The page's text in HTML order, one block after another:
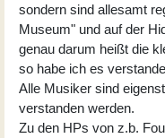
sondern sind allesamt
Museum" und auf der
genau darum heißt die
so habe ich es
Alle Musiker sind
verstanden werden.
Zu den HPs von z.b.